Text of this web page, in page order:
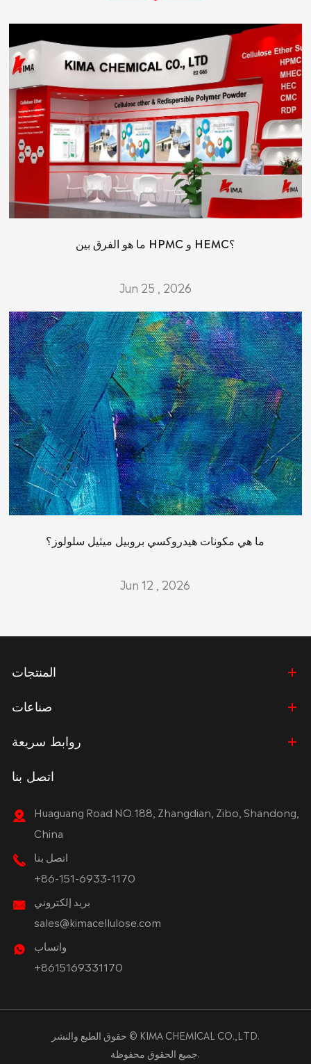
ما هو الفرق بين HPMC و HEMC؟
Jun 25 , 2026
ما هي مكونات هيدروكسي بروبيل ميثيل سلولوز؟
Jun 12 , 2026
المنتجات
صناعات
روابط سريعة
اتصل بنا
Huaguang Road NO.188, Zhangdian, Zibo, Shandong,
China
اتصل بنا
+86-151-6933-1170
بريد إلكتروني
sales@kimacellulose.com
واتساب
+8615169331170
حقوق الطبع والنشر © KIMA CHEMICAL CO.,LTD.
جميع الحقوق محفوظة.